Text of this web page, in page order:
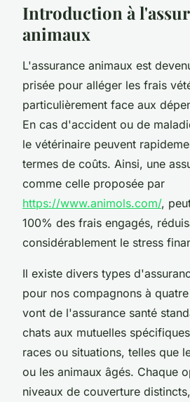
Introduction à
animaux
L'assurance animaux est
prisée pour alléger les frais
particulièrement face aux
En cas d'accident ou de
le vétérinaire peuvent
termes de coûts. Ainsi, une
comme celle proposée par
https://www.animols.com/,
100% des frais engagés,
considérablement le stress
Il existe divers types
pour nos compagnons à
vont de l'assurance santé
chats aux mutuelles
races ou situations, telles que
ou les animaux âgés. Chaque
niveaux de couverture